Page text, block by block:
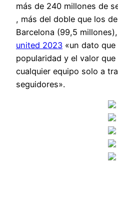
más de 240 millones de
, más del doble que los
Barcelona (99,5 millones),
united 2023 «un dato
popularidad y el valor
cualquier equipo solo a
seguidores».